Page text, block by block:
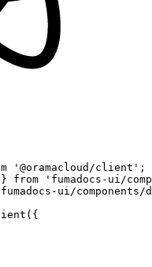
'@oramacloud/client' ;
} from 'fumadocs-ui/
ui/
({